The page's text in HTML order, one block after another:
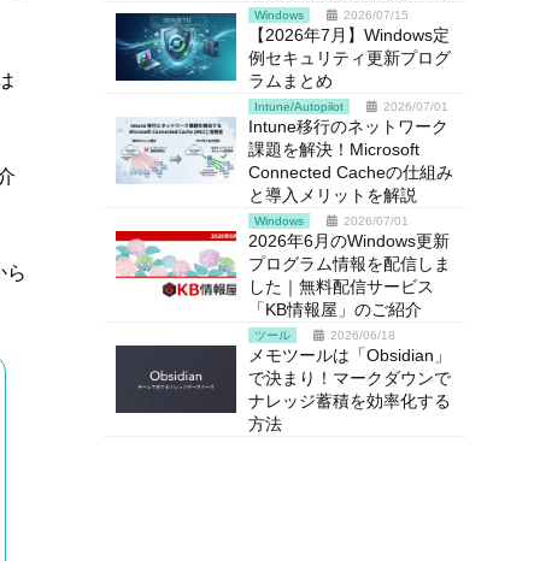
ら
Windows 2026/07/15
【2026年7月】Windows定
例セキュリティ更新プログ
ラムまとめ
Intune/Autopilot 2026/07/01
Intune移行のネットワーク
課題を解決！Microsoft
Connected Cacheの仕組み
と導入メリットを解説
Windows 2026/07/01
2026年6月のWindows更新
プログラム情報を配信しま
した｜無料配信サービス
「KB情報屋」のご紹介
ツール 2026/06/18
メモツールは「Obsidian」
で決まり！マークダウンで
ナレッジ蓄積を効率化する
方法